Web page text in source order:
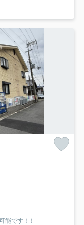
能です！！